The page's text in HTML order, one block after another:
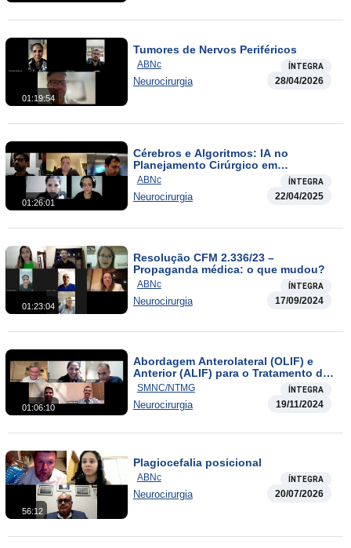
01:19:54
Tumores de Nervos Periféricos
ABNc ÍNTEGRA
Neurocirurgia 28/04/2026
01:26:01
Cérebros e Algoritmos: IA no
Planejamento Cirúrgico em
Neurocirurgia
ABNc ÍNTEGRA
Neurocirurgia 22/04/2025
01:23:04
Resolução CFM 2.336/23 –
Propaganda médica: o que mudou?
ABNc ÍNTEGRA
Neurocirurgia 17/09/2024
01:06:10
Abordagem Anterolateral (OLIF) e
Anterior (ALIF) para o Tratamento da
Doença Degenerativa Lombar
SMNC/NTMG ÍNTEGRA
Neurocirurgia 19/11/2024
56:12
Plagiocefalia posicional
ABNc ÍNTEGRA
Neurocirurgia 20/07/2026